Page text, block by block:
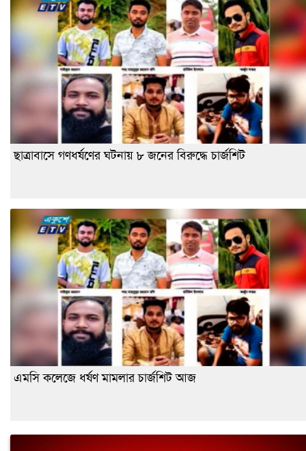
ছাত্রাবাসে গণধর্ষণের ঘটনায় ৮ জনের বিরুদ্ধে চার্জশিট
এমসি কলেজে ধর্ষণ মামলার চার্জশিট আজ